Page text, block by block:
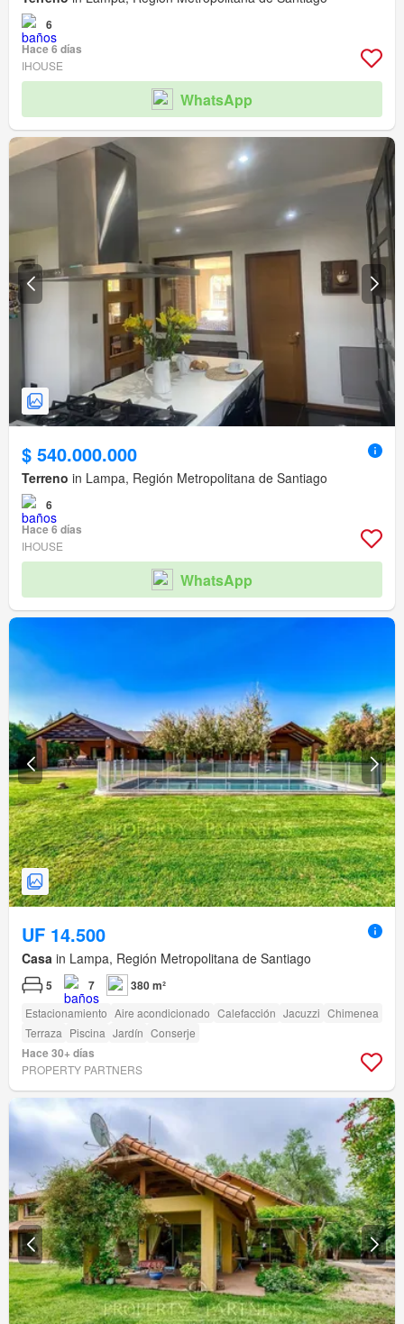
6
Hace 6 días
IHOUSE
WhatsApp
$ 540.000.000
Terreno in Lampa, Región Metropolitana de Santiago
6
Hace 6 días
IHOUSE
WhatsApp
UF 14.500
Casa in Lampa, Región Metropolitana de Santiago
5 7 380 m²
Estacionamiento Aire acondicionado Calefacción Jacuzzi Chimenea
Terraza Piscina Jardín Conserje
Hace 30+ días
PROPERTY PARTNERS